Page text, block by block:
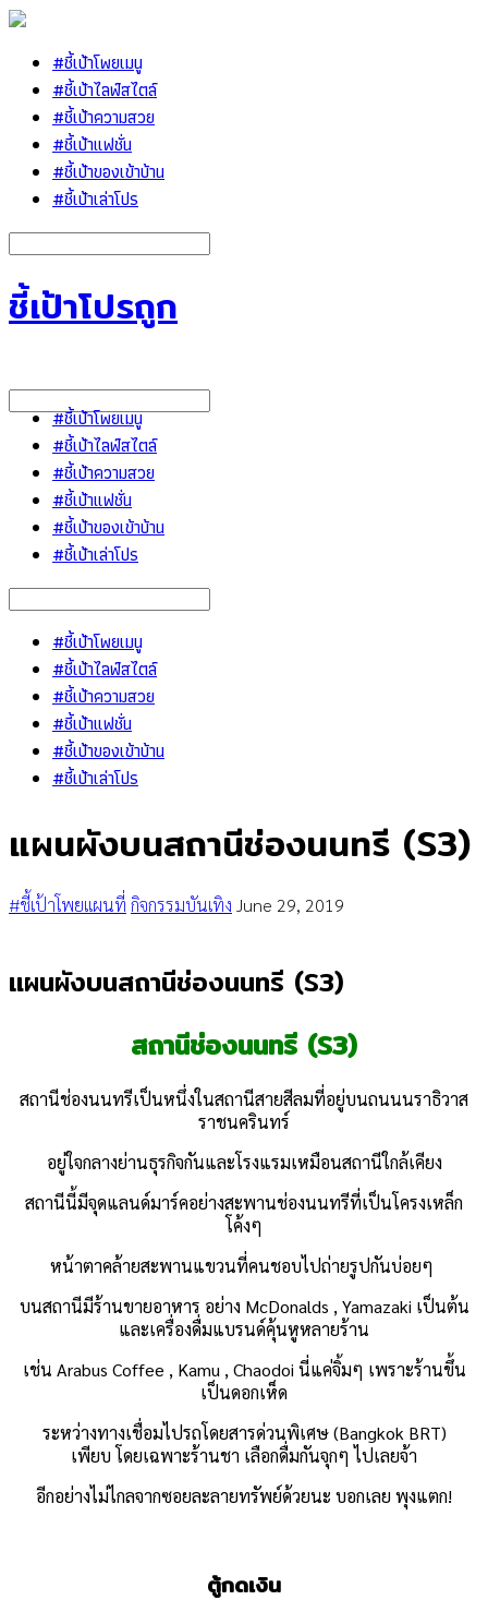
#ชี้เป้าโพยเมนู
#ชี้เป้าไลฟ์สไตล์
#ชี้เป้าความสวย
#ชี้เป้าแฟชั่น
#ชี้เป้าของเข้าบ้าน
#ชี้เป้าเล่าโปร
ชี้เป้าโปรถูก
#ชี้เป้าโพยเมนู
#ชี้เป้าไลฟ์สไตล์
#ชี้เป้าความสวย
#ชี้เป้าแฟชั่น
#ชี้เป้าของเข้าบ้าน
#ชี้เป้าเล่าโปร
#ชี้เป้าโพยเมนู
#ชี้เป้าไลฟ์สไตล์
#ชี้เป้าความสวย
#ชี้เป้าแฟชั่น
#ชี้เป้าของเข้าบ้าน
#ชี้เป้าเล่าโปร
แผนผังบนสถานีช่องนนทรี (S3)
#ชี้เป้าโพยแผนที่ กิจกรรมบันเทิง June 29, 2019
แผนผังบนสถานีช่องนนทรี (S3)
สถานีช่องนนทรี (S3)
สถานีช่องนนทรีเป็นหนึ่งในสถานีสายสีลมที่อยู่บนถนนนราธิวาส
ราชนครินทร์
อยู่ใจกลางย่านธุรกิจกันและโรงแรมเหมือนสถานีใกล้เคียง
สถานีนี้มีจุดแลนด์มาร์คอย่างสะพานช่องนนทรีที่เป็นโครงเหล็ก
โค้งๆ
หน้าตาคล้ายสะพานแขวนที่คนชอบไปถ่ายรูปกันบ่อยๆ
บนสถานีมีร้านขายอาหาร อย่าง McDonalds , Yamazaki เป็นต้น
และเครื่องดื่มแบรนด์คุ้นหูหลายร้าน
เช่น Arabus Coffee , Kamu , Chaodoi นี่แค่จิ้มๆ เพราะร้านขึ้น
เป็นดอกเห็ด
ระหว่างทางเชื่อมไปรถโดยสารด่วนพิเศษ (Bangkok BRT)
เพียบ โดยเฉพาะร้านชา เลือกดื่มกันจุกๆ ไปเลยจ้า
อีกอย่างไม่ไกลจากซอยละลายทรัพย์ด้วยนะ บอกเลย พุงแตก!
ตู้กดเงิน